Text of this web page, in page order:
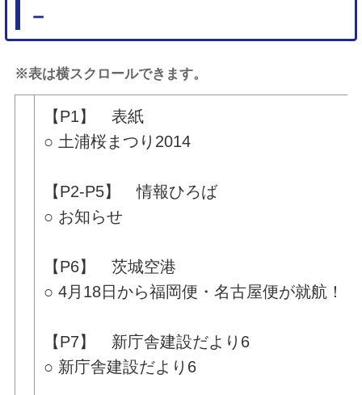
－
※表は横スクロールできます。
【P1】 表紙
○ 土浦桜まつり2014
【P2-P5】 情報ひろば
○ お知らせ
【P6】 茨城空港
○ 4月18日から福岡便・名古屋便が就航！
【P7】 新庁舎建設だより6
○ 新庁舎建設だより6